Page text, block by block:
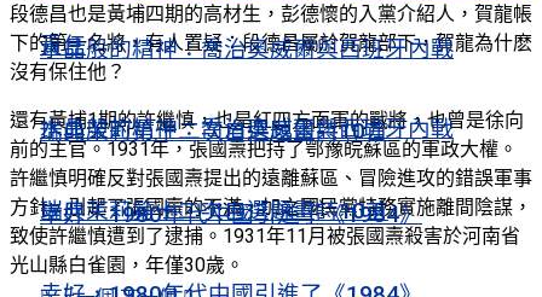
水晶般的精神：喬治奧威爾與西班牙內戰
瑞典茉莉第十二次自選題畫詩10首
幸好，1980年代中國引進了《1984》
責任
水晶般的精神：喬治奧威爾與西班牙內戰
瑞典茉莉第十二次自選題畫詩10首
段德昌也是黃埔四期的高材生，彭德懷的入黨介紹人，賀龍帳
下的第一名將，有人置疑：段德昌屬於賀龍部下，賀龍為什麽
沒有保住他？
還有黃埔1期的許繼慎，也是紅四方面軍的戰將，也曾是徐向
前的主官。1931年，張國燾把持了鄂豫皖蘇區的軍政大權。
許繼慎明確反對張國燾提出的遠離蘇區、冒險進攻的錯誤軍事
方針，引起了張國燾的不滿，加之國民黨特務實施離間陰謀，
致使許繼慎遭到了逮捕。1931年11月被張國燾殺害於河南省
光山縣白雀園，年僅30歲。